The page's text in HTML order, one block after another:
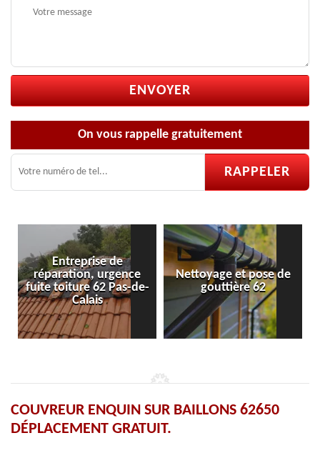
On vous rappelle gratuitement
Entreprise de
réparation, urgence
fuite toiture 62 Pas-de-
Calais
Nettoyage et pose de
gouttière 62
COUVREUR ENQUIN SUR BAILLONS 62650
DÉPLACEMENT GRATUIT.